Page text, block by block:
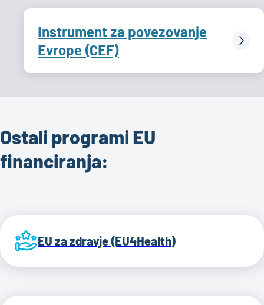
Instrument za povezovanje
Evrope (CEF)
Ostali programi EU
financiranja:
EU za zdravje (EU4Health)